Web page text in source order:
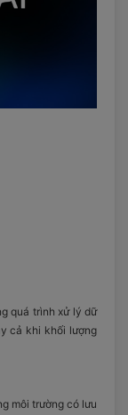
quá trình xử lý dữ
cả khi khối lượng
môi trường có lưu